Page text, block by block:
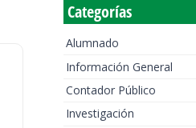
Categorías
Alumnado
Información General
Contador Público
Investigación